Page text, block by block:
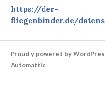
https://der-
fliegenbinder.de/
Proudly powered by
Automattic.